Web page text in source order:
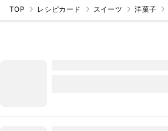
TOP レシピカード スイーツ 洋菓子